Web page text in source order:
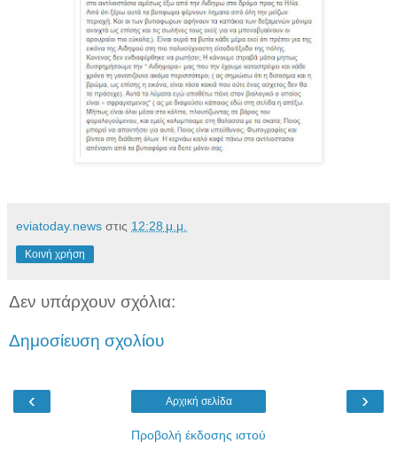
eviatoday.news στις 12:28 μ.μ.
Κοινή χρήση
Δεν υπάρχουν σχόλια:
Δημοσίευση σχολίου
‹ ›
Αρχική σελίδα
Προβολή έκδοσης ιστού